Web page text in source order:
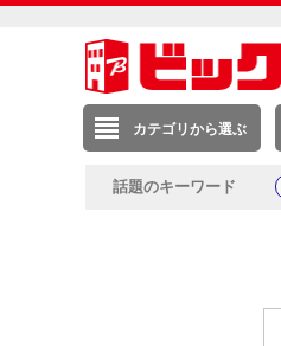
カテゴリから選ぶ
話題のキーワード